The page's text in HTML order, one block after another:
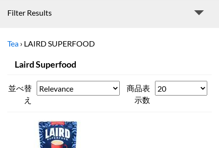
Filter Results
Tea › LAIRD SUPERFOOD
Laird Superfood
並べ替
え
商品表
示数